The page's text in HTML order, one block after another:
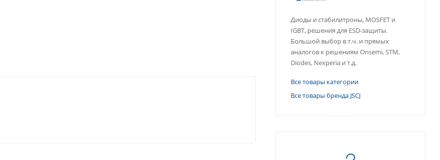
Диоды и стабилитроны, MOSFET и
IGBT, решения для ESD-защиты.
Большой выбор в т.ч. и прямых
аналогов к решениям Onsemi, STM,
Diodes, Nexperia и т.д.
Все товары категории
Все товары бренда JSCJ